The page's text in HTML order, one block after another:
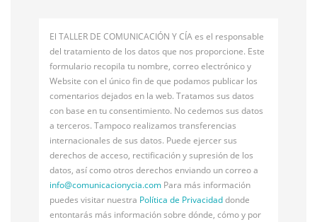
El TALLER DE COMUNICACIÓN Y CÍA es el responsable
del tratamiento de los datos que nos proporcione. Este
formulario recopila tu nombre, correo electrónico y
Website con el único fin de que podamos publicar los
comentarios dejados en la web. Tratamos sus datos
con base en tu consentimiento. No cedemos sus datos
a terceros. Tampoco realizamos transferencias
internacionales de sus datos. Puede ejercer sus
derechos de acceso, rectificación y supresión de los
datos, así como otros derechos enviando un correo a
info@comunicacionycia.com Para más información
puedes visitar nuestra Política de Privacidaddonde
entontarás más información sobre dónde, cómo y por